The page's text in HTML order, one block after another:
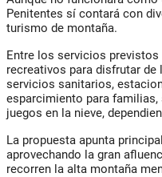
Penitentes sí contará con
turismo de montaña.
Entre los servicios
recreativos para disfrutar de
servicios sanitarios,
esparcimiento para
juegos en la nieve,
La propuesta apunta
aprovechando la gran
recorren la alta montaña